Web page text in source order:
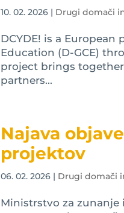
10. 02. 2026 | Drugi domači
DCYDE! is a
Education (D-GCE)
project brings
partners...
Najava
projektov
06. 02. 2026 | Drugi domači
Ministrstvo za zunanje